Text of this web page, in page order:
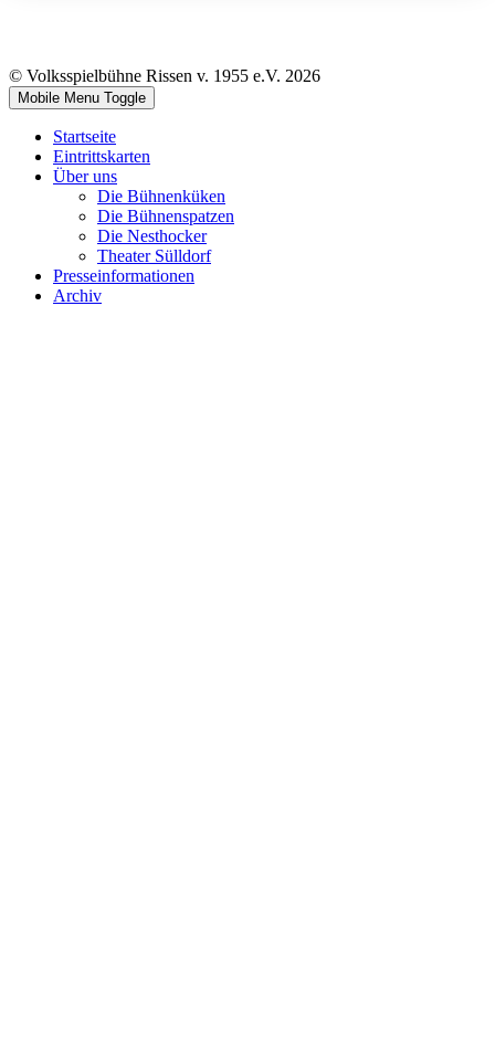
© Volksspielbühne Rissen v. 1955 e.V. 2026
Mobile Menu Toggle
Startseite
Eintrittskarten
Über uns
Die Bühnenküken
Die Bühnenspatzen
Die Nesthocker
Theater Sülldorf
Presseinformationen
Archiv